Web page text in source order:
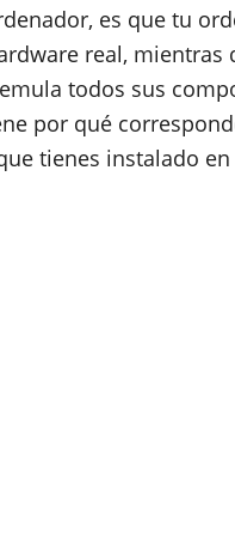
es que tu
real, mientras
todos sus
por qué
tienes instalado